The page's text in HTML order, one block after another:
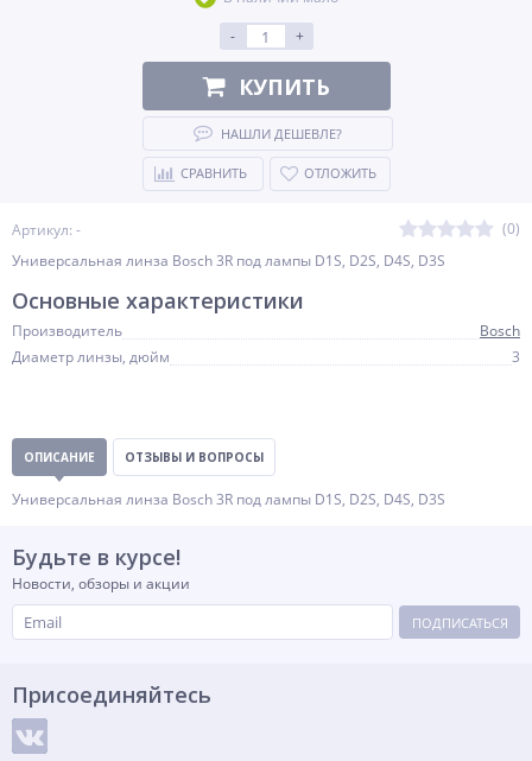
Артикул: -
(0)
Универсальная линза Bosch 3R под лампы D1S, D2S, D4S, D3S
-
+
КУПИТЬ
НАШЛИ ДЕШЕВЛЕ?
СРАВНИТЬ ОТЛОЖИТЬ
Основные характеристики
Производитель
Bosch
Диаметр линзы, дюйм
3
ОПИСАНИЕ ОТЗЫВЫ И ВОПРОСЫ
Универсальная линза Bosch 3R под лампы D1S, D2S, D4S, D3S
Будьте в курсе!
Новости, обзоры и акции
ПОДПИСАТЬСЯ
Присоединяйтесь